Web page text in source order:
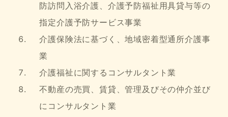
防訪問入浴介護、介護予防福祉用具貸与等の
指定介護予防サービス事業
介護保険法に基づく、地域密着型通所介護事
業
介護福祉に関するコンサルタント業
不動産の売買、賃貸、管理及びその仲介並び
にコンサルタント業